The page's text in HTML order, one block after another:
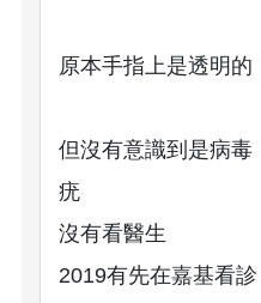
原本手指上是透明的
但沒有意識到是病毒
疣
沒有看醫生
2019有先在嘉基看診